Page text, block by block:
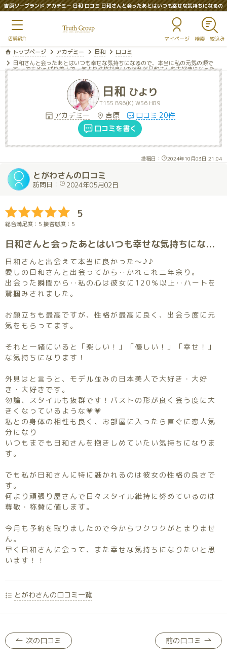
吉原ソープランド アカデミー 日和 口コミ 日和さんと会ったあとはいつも幸せな気持ちになるの
で、本当に私の元気の源です。 でもやっぱり美人で‥何より性格が良いのが私が日和さんを大好
きになった理由です。 今月また会えるので今からとても楽しみです！
マイページ
トップページ アカデミー 日和
口コミ
日和さんと会ったあとはいつも幸せな気持ちになるので、本当に私の元気の源で
す。 でもやっぱり美人で‥何より性格が良いのが私が日和さんを大好きになった
日和 ひより
T155 B96(K) W56 H89
アカデミー 吉原
口コミ 20件
口コミを書く
投稿日： 2024年10月03日 21:04
とがわさんの口コミ
訪問日： 2024年05月02日
5
総合満足度：5 接客態度：5
日和さんと会ったあとはいつも幸せな気持ちになるので、本当に私の元気の源です。 でもやっぱり美人で‥何より性格が良いのが私が日和さんを大好きになった理由です。 今月また会えるので今からとても楽しみです！
日和さんと出会えて本当に良かった～♪♪
愛しの日和さんと出会ってから‥かれこれ二年余り。
出会った瞬間から‥私の心は彼女に120％以上‥ハートを
鷲掴みされました。
お顔立ちも最高ですが、性格が最高に良く、出会う度に元
気をもらってます。
それと一緒にいると「楽しい！」「優しい！」「幸せ！」
な気持ちになります！
外見はと言うと、モデル並みの日本美人で大好き・大好
き・大好きです。
勿論、スタイルも抜群です！バストの形が良く会う度に大
きくなっているような💗💗
私との身体の相性も良く、お部屋に入ったら直ぐに恋人気
分になり
いつもまでも日和さんを抱きしめていたい気持ちになりま
す。
でも私が日和さんに特に魅かれるのは彼女の性格の良さで
す。
何より頑張り屋さんで日々スタイル維持に努めているのは
尊敬・称賛に値します。
今月も予約を取りましたので今からワクワクがとまりませ
ん。
早く日和さんに会って、また幸せな気持ちになりたいと思
います！！
とがわさんの口コミ一覧
次の口コミ 前の口コミ